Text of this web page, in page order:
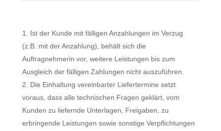
Ist der Kunde mit fälligen Anzahlungen im Verzug
(z.B. mit der Anzahlung), behält sich die
Auftragnehmerin vor, weitere Leistungen bis zum
Ausgleich der fälligen Zahlungen nicht auszuführen.
Die Einhaltung vereinbarter Liefertermine setzt
voraus, dass alle technischen Fragen geklärt, vom
Kunden zu liefernde Unterlagen, Freigaben, zu
erbringende Leistungen sowie sonstige Verpflichtungen